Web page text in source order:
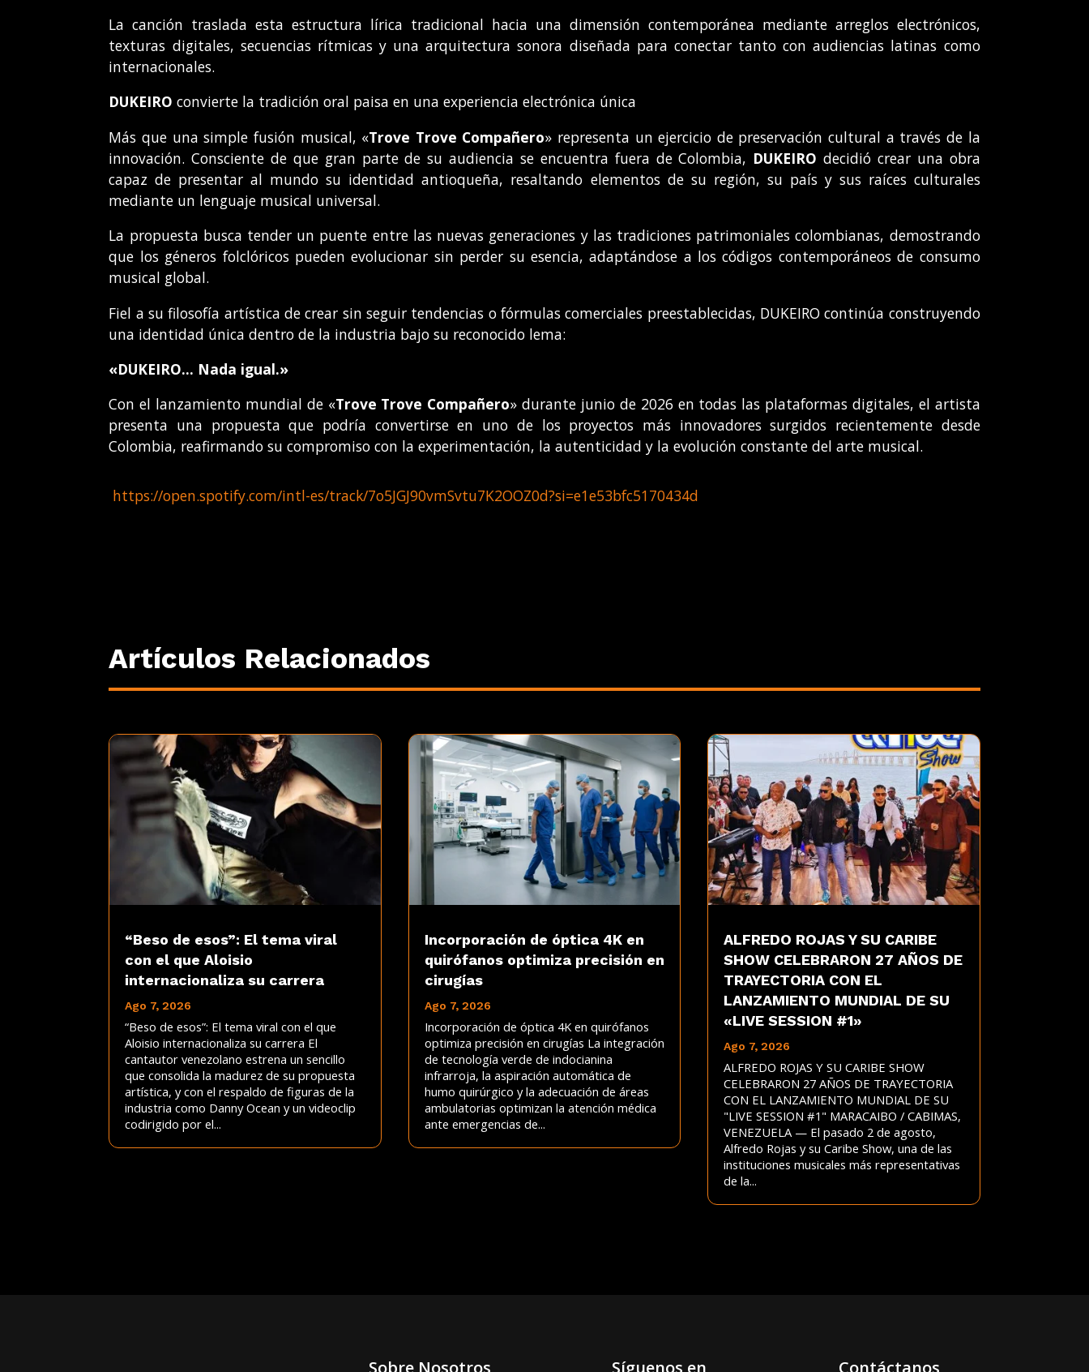
La canción traslada esta estructura lírica tradicional hacia una dimensión contemporánea mediante arreglos electrónicos,
texturas digitales, secuencias rítmicas y una arquitectura sonora diseñada para conectar tanto con audiencias latinas como
internacionales.
DUKEIRO convierte la tradición oral paisa en una experiencia electrónica única
Más que una simple fusión musical, «Trove Trove Compañero» representa un ejercicio de preservación cultural a través de la
innovación. Consciente de que gran parte de su audiencia se encuentra fuera de Colombia, DUKEIROdecidió crear una obra
capaz de presentar al mundo su identidad antioqueña, resaltando elementos de su región, su país y sus raíces culturales
mediante un lenguaje musical universal.
La propuesta busca tender un puente entre las nuevas generaciones y las tradiciones patrimoniales colombianas, demostrando
que los géneros folclóricos pueden evolucionar sin perder su esencia, adaptándose a los códigos contemporáneos de consumo
musical global.
Fiel a su filosofía artística de crear sin seguir tendencias o fórmulas comerciales preestablecidas, DUKEIRO continúa construyendo
una identidad única dentro de la industria bajo su reconocido lema:
«DUKEIRO… Nada igual.»
Con el lanzamiento mundial de «Trove Trove Compañero» durante junio de 2026 en todas las plataformas digitales, el artista
presenta una propuesta que podría convertirse en uno de los proyectos más innovadores surgidos recientemente desde
Colombia, reafirmando su compromiso con la experimentación, la autenticidad y la evolución constante del arte musical.
https://open.spotify.com/intl-es/track/7o5JGJ90vmSvtu7K2OOZ0d?si=e1e53bfc5170434d
Artículos Relacionados
“Beso de esos”: El tema viral
con el que Aloisio
internacionaliza su carrera
Ago 7, 2026
“Beso de esos”: El tema viral con el que
Aloisio internacionaliza su carrera El
cantautor venezolano estrena un sencillo
que consolida la madurez de su propuesta
artística, y con el respaldo de figuras de la
industria como Danny Ocean y un videoclip
codirigido por el...
Incorporación de óptica 4K en
quirófanos optimiza precisión en
cirugías
Ago 7, 2026
Incorporación de óptica 4K en quirófanos
optimiza precisión en cirugías La integración
de tecnología verde de indocianina
infrarroja, la aspiración automática de
humo quirúrgico y la adecuación de áreas
ambulatorias optimizan la atención médica
ante emergencias de...
ALFREDO ROJAS Y SU CARIBE
SHOW CELEBRARON 27 AÑOS DE
TRAYECTORIA CON EL
LANZAMIENTO MUNDIAL DE SU
«LIVE SESSION #1»
Ago 7, 2026
ALFREDO ROJAS Y SU CARIBE SHOW
CELEBRARON 27 AÑOS DE TRAYECTORIA
CON EL LANZAMIENTO MUNDIAL DE SU
"LIVE SESSION #1" MARACAIBO / CABIMAS,
VENEZUELA — El pasado 2 de agosto,
Alfredo Rojas y su Caribe Show, una de las
instituciones musicales más representativas
de la...